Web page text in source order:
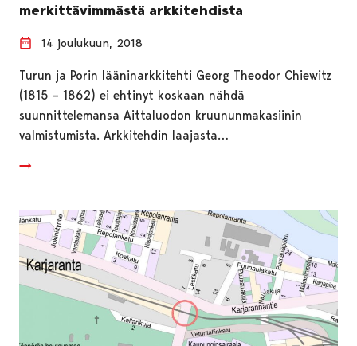
merkittävimmästä arkkitehdista
14 joulukuun, 2018
Turun ja Porin lääninarkkitehti Georg Theodor Chiewitz
(1815 – 1862) ei ehtinyt koskaan nähdä
suunnittelemansa Aittaluodon kruununmakasiinin
valmistumista. Arkkitehdin laajasta…